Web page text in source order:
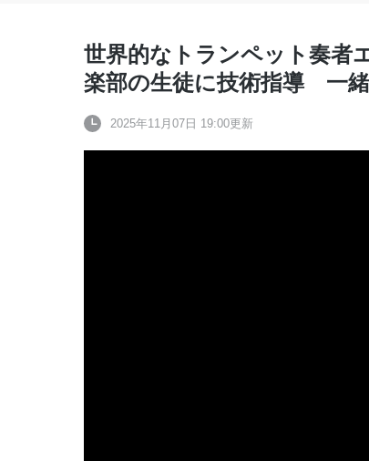
世界的なトランペット奏者
楽部の生徒に技術指導 一
2025年11月07日 19:00更新